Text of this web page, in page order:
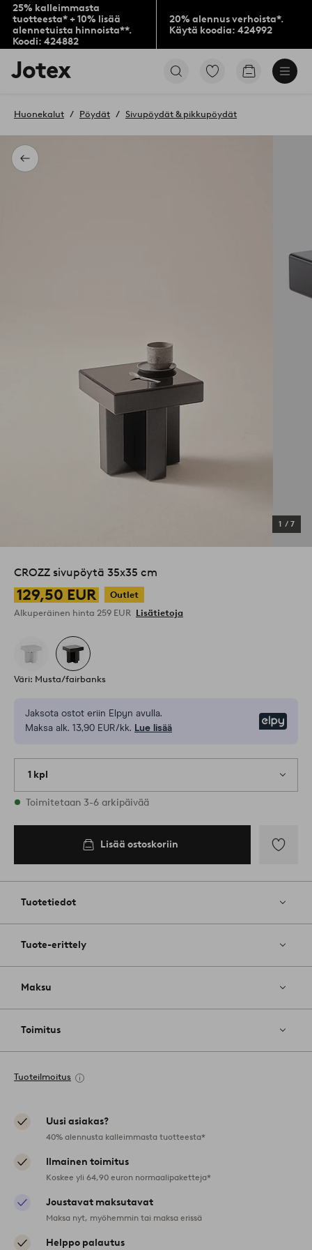
25% kalleimmasta
tuotteesta* + 10% lisää
alennetuista hinnoista**.
Koodi: 424882
20% alennus verhoista*.
Käytä koodia: 424992
Jotex-
logo
aloitussivulle
Siirry
Siirry
Takaisin
Huonekalut Pöydät Sivupöydät & pikkupöydät
1 / 7
CROZZ sivupöytä 35x35 cm
129,50 EUR
Outlet
Alkuperäinen hinta 259 EUR Lisätietoja
Väri: Musta/fairbanks
Jaksota ostot eriin Elpyn avulla.
Maksa alk. 13,90 EUR/kk. Lue lisää
1 kpl
Varastossa
Toimitetaan 3-6 arkipäivää
Lisää ostoskoriin
Tuotetiedot
Tuote-erittely
Maksu
Toimitus
Tuoteilmoitus
Uusi asiakas?
40% alennusta kalleimmasta tuotteesta*
Ilmainen toimitus
Koskee yli 64,90 euron normaalipaketteja*
Joustavat maksutavat
Maksa nyt, myöhemmin tai maksa erissä
Helppo palautus